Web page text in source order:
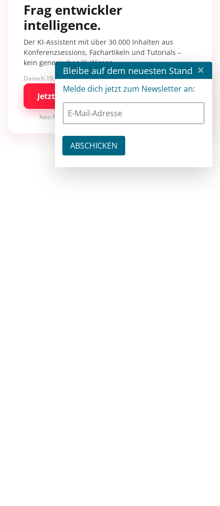
Frag entwickler
intelligence.
Der KI-Assistent mit über 30.000 Inhalten aus
Konferenzsessions, Fachartikeln und Tutorials –
kein generisches KI-Wissen.
Danach 19,90 €/Monat mit entwickler.de BASIC
Jetzt kostenlos testen
Kein Risiko · jederzeit kündbar
Bleibe auf dem neuesten Stand ×
Melde dich jetzt zum Newsletter an: